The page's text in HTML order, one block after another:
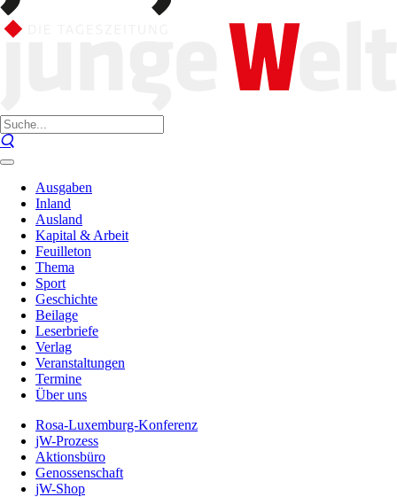
Ausgaben
Inland
Ausland
Kapital & Arbeit
Feuilleton
Thema
Sport
Geschichte
Beilage
Leserbriefe
Verlag
Veranstaltungen
Termine
Über uns
Rosa-Luxemburg-Konferenz
jW-Prozess
Aktionsbüro
Genossenschaft
jW-Shop